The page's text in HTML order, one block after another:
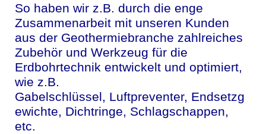
So haben wir z.B. durch die enge
Zusammenarbeit mit unseren Kunden
aus der Geothermiebranche zahlreiches
Zubehör und Werkzeug für die
Erdbohrtechnik entwickelt und optimiert,
wie z.B.
Gabelschlüssel, Luftpreventer, Endsetzg
ewichte, Dichtringe, Schlagschappen,
etc.